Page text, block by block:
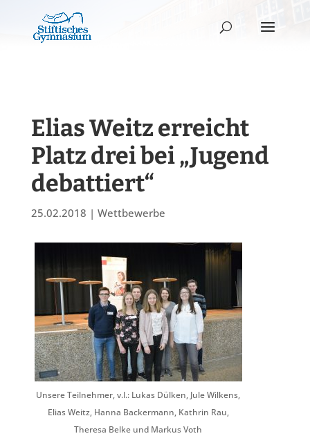
Elias Weitz erreicht
Platz drei bei „Jugend
debattiert“
25.02.2018 | Wettbewerbe
Unsere Teilnehmer, v.l.: Lukas Dülken, Jule Wilkens,
Elias Weitz, Hanna Backermann, Kathrin Rau,
Theresa Belke und Markus Voth